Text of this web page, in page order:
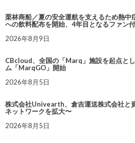
栗林商船／夏の安全運航を支えるため熱中
への飲料配布を開始、4年目となるファン
2026年8月9日
CBcloud、全国の「Marq」施設を起点と
ム「MarqGO」開始
2026年8月5日
株式会社Univearth、倉吉運送株式会社と
ネットワークを拡大〜
2026年8月5日